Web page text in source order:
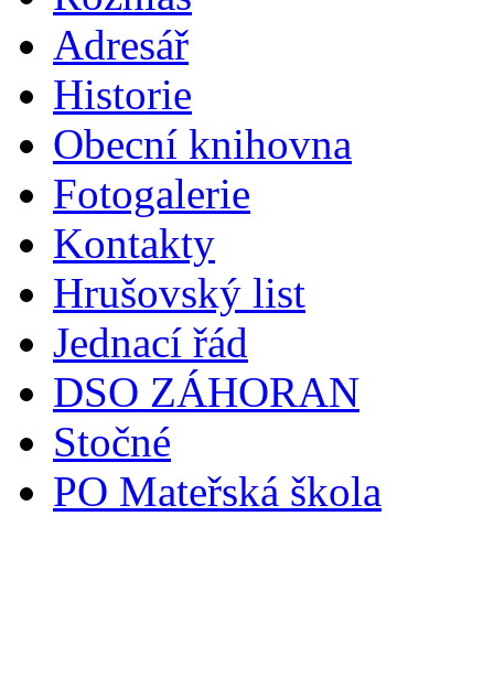
Adresář
Historie
Obecní knihovna
Fotogalerie
Kontakty
Hrušovský list
Jednací řád
DSO ZÁHORAN
Stočné
PO Mateřská škola